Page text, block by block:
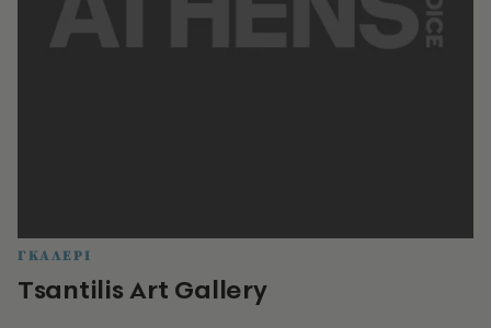
ΓΚΑΛΕΡΙ
Τsantilis Art Gallery